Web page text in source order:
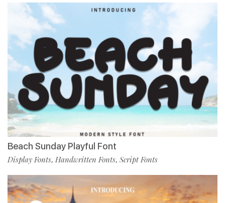
Beach Sunday Playful Font
Display Fonts, Handwritten Fonts, Script Fonts